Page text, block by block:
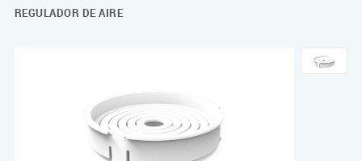
REGULADOR DE AIRE